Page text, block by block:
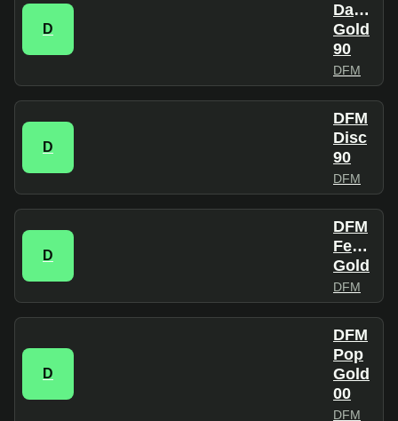
D
Dance
Gold
90
DFM
D
DFM
Disc
90
DFM
D
DFM
Festival
Gold
DFM
D
DFM
Pop
Gold
00
DFM